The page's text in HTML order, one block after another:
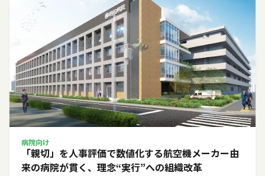
病院向け
「親切」を人事評価で数値化する――航空機メーカー由
来の病院が貫く、理念“実行”への組織改革